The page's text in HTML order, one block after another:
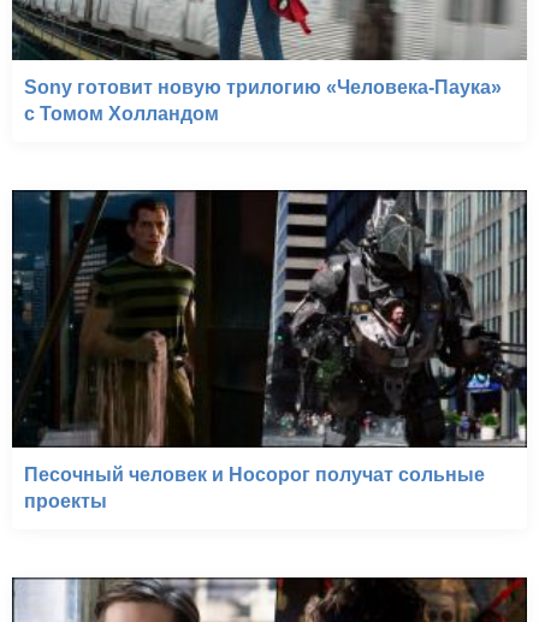
Sony готовит новую трилогию «Человека-Паука»
с Томом Холландом
Песочный человек и Носорог получат сольные
проекты